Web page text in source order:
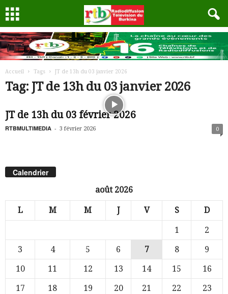
Accueil Tags JT de 13h du 03 janvier 2026
Tag: JT de 13h du 03 janvier 2026
JT de 13h du 03 février 2026
RTBMULTIMEDIA - 3 février 2026 0
Calendrier
août 2026
L M M J V S D
1
2
3
4 5 6 7 8
9
10
11 12 13 14 15
16
17
18 19 20 21 22
23